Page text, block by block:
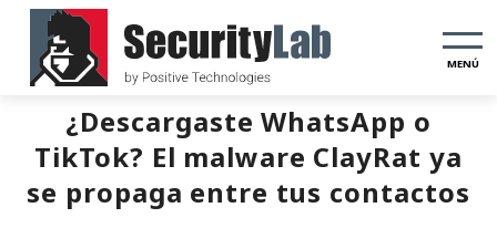
MENÚ
¿Descargaste WhatsApp o
TikTok? El malware ClayRat ya
se propaga entre tus contactos